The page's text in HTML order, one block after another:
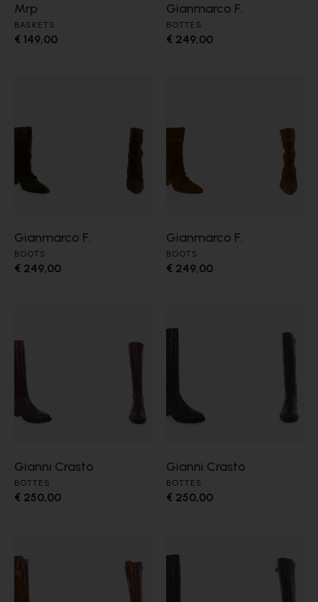
Mrp
BASKETS
€ 149,00
Gianmarco F.
BOTTES
€ 249,00
Gianmarco F.
BOOTS
€ 249,00
Gianmarco F.
BOOTS
€ 249,00
Gianni Crasto
BOTTES
€ 250,00
Gianni Crasto
BOTTES
€ 250,00